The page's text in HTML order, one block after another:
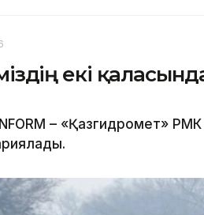
екі
– «Қазгидромет» РМК